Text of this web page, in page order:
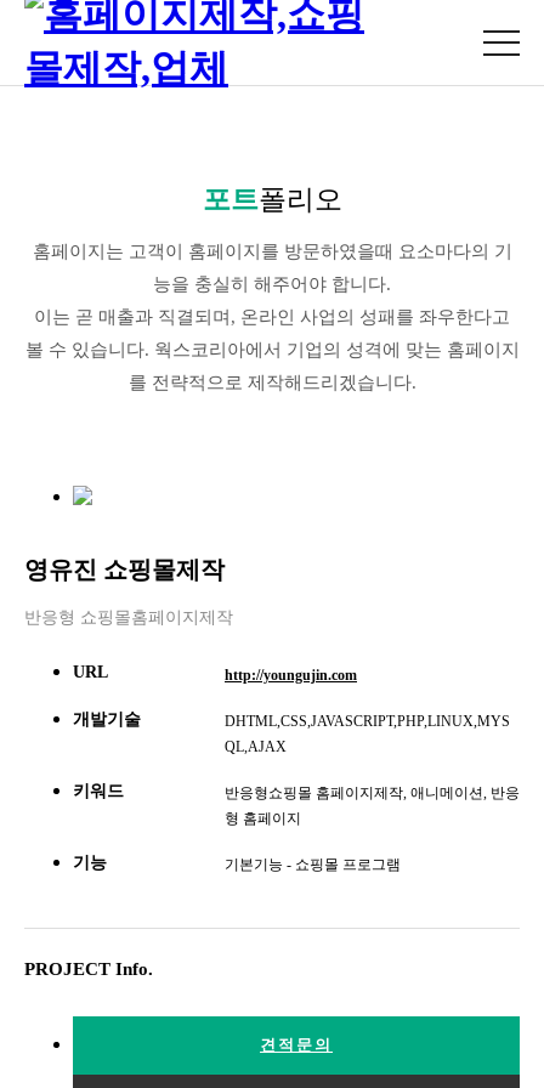
포트폴리오
홈페이지는 고객이 홈페이지를 방문하였을때 요소마다의 기
능을 충실히 해주어야 합니다.
이는 곧 매출과 직결되며, 온라인 사업의 성패를 좌우한다고
볼 수 있습니다. 웍스코리아에서 기업의 성격에 맞는 홈페이지
를 전략적으로 제작해드리겠습니다.
영유진 쇼핑몰제작
반응형 쇼핑몰홈페이지제작
URL http://youngujin.com
개발기술
DHTML,CSS,JAVASCRIPT,PHP,LINUX,MYS
QL,AJAX
키워드
반응형쇼핑몰 홈페이지제작, 애니메이션, 반응
형 홈페이지
기능 기본기능 - 쇼핑몰 프로그램
PROJECT Info.
견적문의